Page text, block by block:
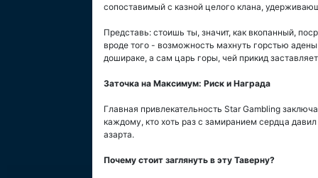
сопоставимый с казной целого клана,
Представь: стоишь ты, значит, как вкопанный,
вроде того - возможность махнуть горстью
дошираке, а сам царь горы, чей прикид
Заточка на Максимум: Риск и Награда
Главная привлекательность Star Gambling
каждому, кто хоть раз с замиранием сердца
азарта.
Почему стоит заглянуть в эту Таверну?